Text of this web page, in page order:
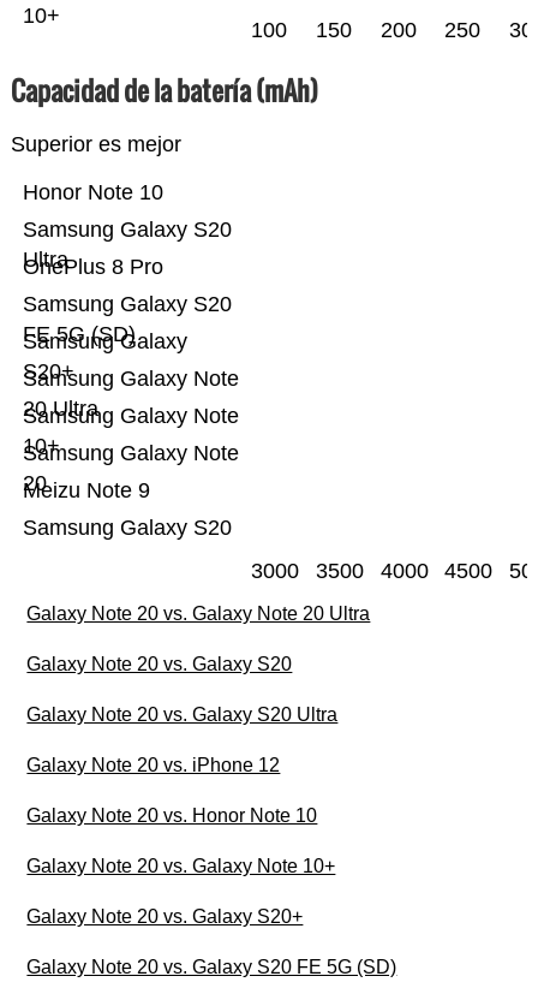
10+
100 150 200 250
Capacidad de la batería (mAh)
Superior es mejor
Samsung Galaxy S20
Meizu Note 9
Samsung Galaxy Note
20
Samsung Galaxy Note
10+
Samsung Galaxy Note
20 Ultra
Samsung Galaxy
S20+
Samsung Galaxy S20
FE 5G (SD)
OnePlus 8 Pro
Samsung Galaxy S20
Ultra
Honor Note 10
3000 3500 4000 4500
Galaxy Note 20 vs. Galaxy Note 20 Ultra
Galaxy Note 20 vs. Galaxy S20
Galaxy Note 20 vs. Galaxy S20 Ultra
Galaxy Note 20 vs. iPhone 12
Galaxy Note 20 vs. Honor Note 10
Galaxy Note 20 vs. Galaxy Note 10+
Galaxy Note 20 vs. Galaxy S20+
Galaxy Note 20 vs. Galaxy S20 FE 5G (SD)